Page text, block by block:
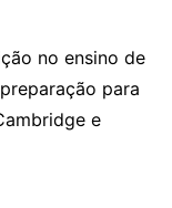
no ensino de
para
e